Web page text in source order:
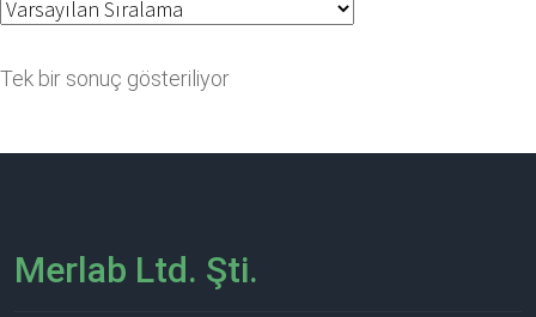
Tek bir sonuç gösteriliyor
Merlab Ltd. Şti.